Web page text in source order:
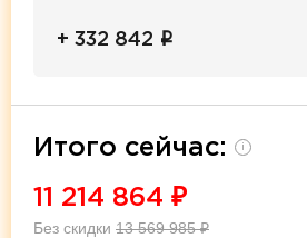
+ 332 842 i
Итого сейчас: i
11 214 864 ₽
Без скидки 13 569 985₽